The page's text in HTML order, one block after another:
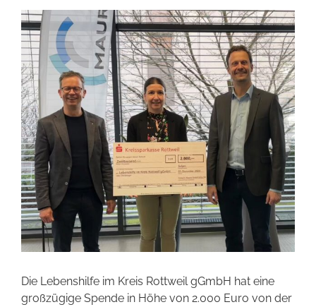
Zeige
grösseres
Bild
Die Lebenshilfe im Kreis Rottweil gGmbH hat eine
großzügige Spende in Höhe von 2.000 Euro von der